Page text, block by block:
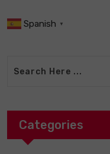
Spanish ▼
Categories